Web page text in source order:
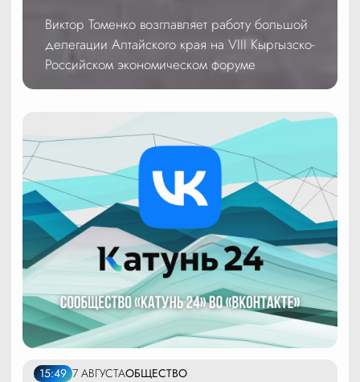
Виктор Томенко возглавляет работу большой
делегации Алтайского края на VIII Кыргызско-
Российском экономическом форуме
15:49 7 АВГУСТАОБЩЕСТВО